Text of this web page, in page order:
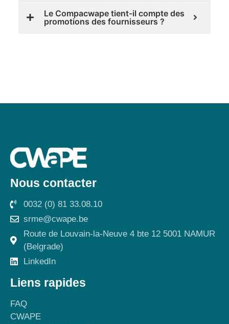
Le Compacwape tient-il compte des
promotions des fournisseurs ?
Nous contacter
0032 (0) 81 33.08.10
srme@cwape.be
Route de Louvain-la-Neuve 4 bte 12 5001 NAMUR
(Belgrade)
LinkedIn
Liens rapides
FAQ
CWAPE